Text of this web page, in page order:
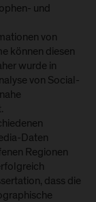
und
von
können diesen
wurde in
von Social-
Daten
Regionen
dass die